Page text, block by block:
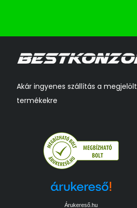
Akár ingyenes szállítás a megjelölt
termékekre
Árukereső.hu